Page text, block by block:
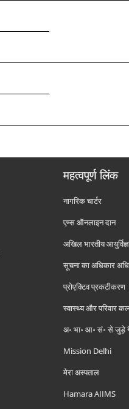
महत्वपूर्ण लिंक
नागरिक चार्टर
एम्स ऑनलाइन दान
अखिल भारतीय
सूचना का अधिकार
प्रोएक्टिव प्रकटीकरण
स्वास्थ्य और परिवार
अ॰ भा॰ आ॰ सं॰ से जुड़े
Mission Delhi
मेरा अस्पताल
Hamara AIIMS